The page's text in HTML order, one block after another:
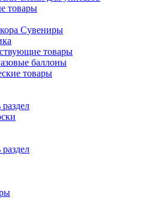
товары
Сувениры
товары
баллоны
товары